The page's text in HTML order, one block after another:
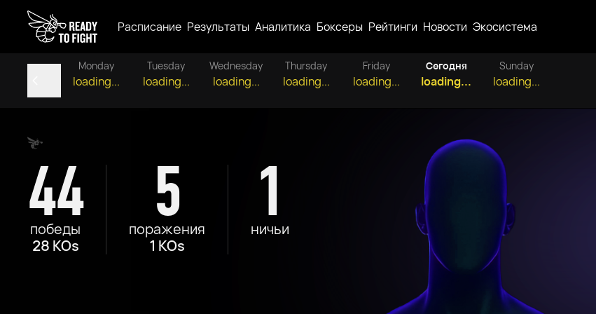
Расписание Результаты Аналитика Боксеры Рейтинги Новости Экосистема
Monday
loading...
Tuesday
loading...
Wednesday
loading...
Thursday
loading...
Friday
loading...
Сегодня
loading...
Sunday
loading...
44
победы
28 KOs
5
поражения
1 KOs
1
ничьи